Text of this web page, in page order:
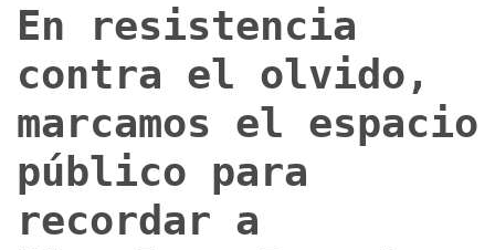
En resistencia
contra el olvido,
marcamos el espacio
público para
recordar a